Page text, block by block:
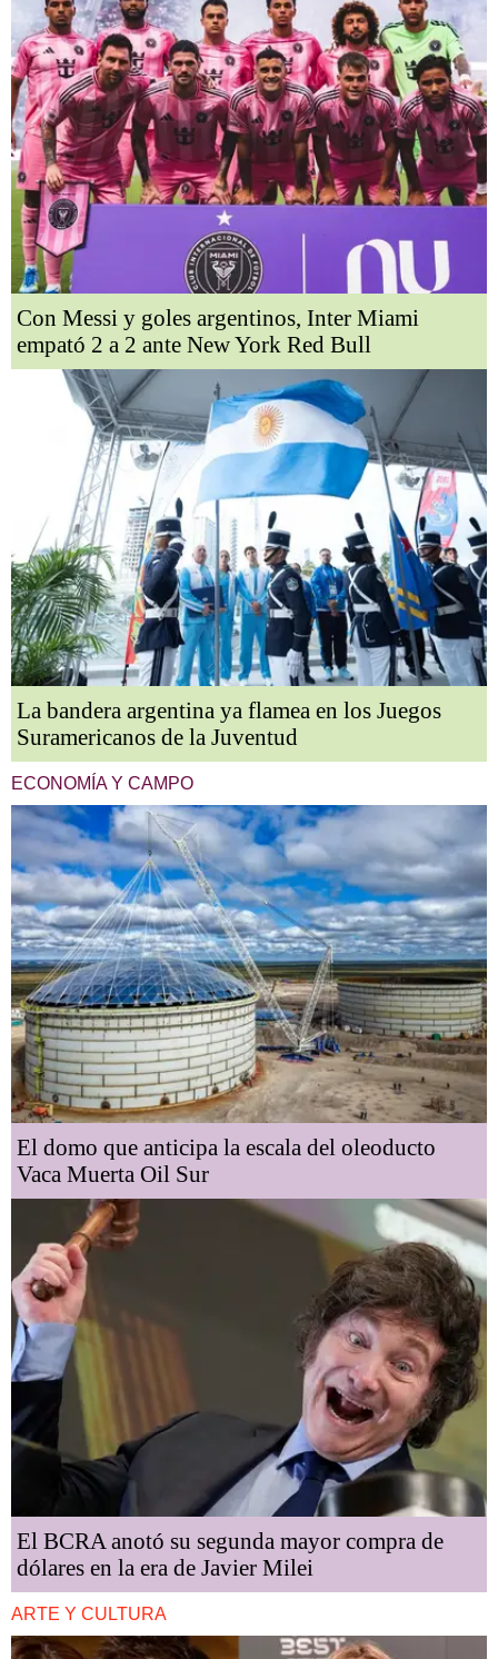
Con Messi y goles argentinos, Inter Miami
empató 2 a 2 ante New York Red Bull
La bandera argentina ya flamea en los Juegos
Suramericanos de la Juventud
ECONOMÍA Y CAMPO
El domo que anticipa la escala del oleoducto
Vaca Muerta Oil Sur
El BCRA anotó su segunda mayor compra de
dólares en la era de Javier Milei
ARTE Y CULTURA